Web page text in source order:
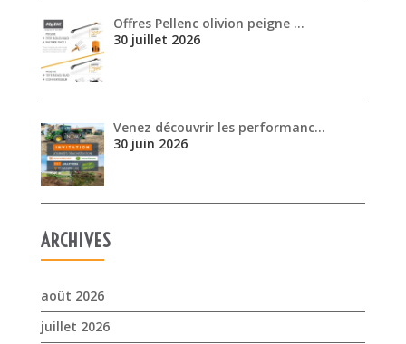
Offres Pellenc olivion peigne …
30 juillet 2026
Venez découvrir les performanc…
30 juin 2026
ARCHIVES
août 2026
juillet 2026